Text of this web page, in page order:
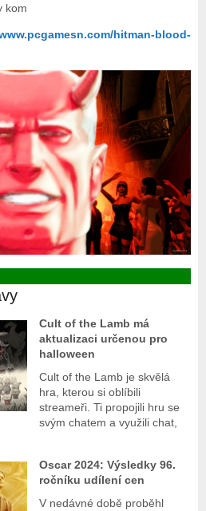
kom
hitman-blood-
Cult of the Lamb má
aktualizaci určenou pro
halloween
Cult of the Lamb je skvělá
hra, kterou si oblíbili
streameři. Ti propojili hru se
svým chatem a využili chat,
Oscar 2024: Výsledky 96.
ročníku udílení cen
V nedávné době proběhl